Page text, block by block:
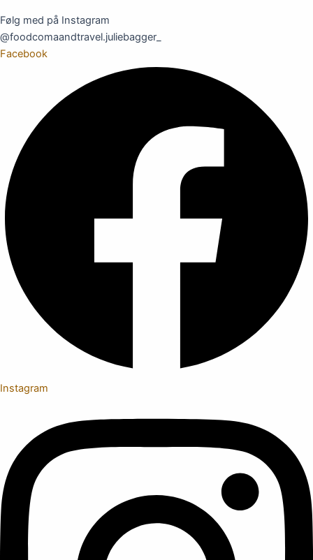
Følg med på Instagram
@foodcomaandtravel.juliebagger_
Facebook
Instagram